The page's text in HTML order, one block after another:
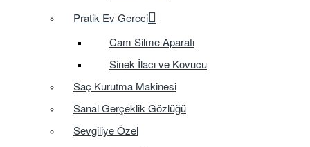
Pratik Ev Gereci
Cam Silme Aparatı
Sinek İlacı ve Kovucu
Saç Kurutma Makinesi
Sanal Gerçeklik Gözlüğü
Sevgiliye Özel